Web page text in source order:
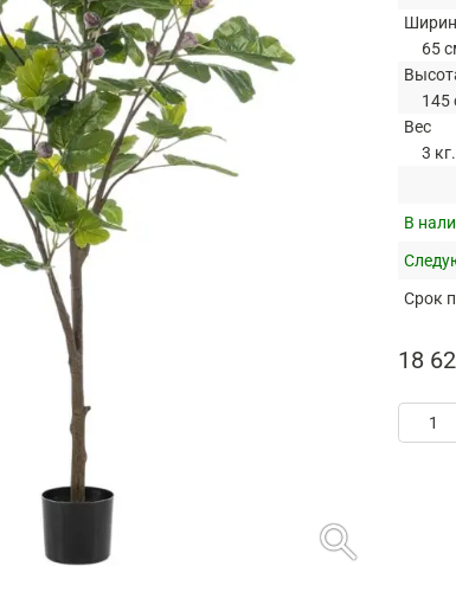
search
65
145
Вес
3 кг.
В
Срок
18